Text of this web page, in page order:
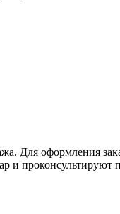
Для оформления
и